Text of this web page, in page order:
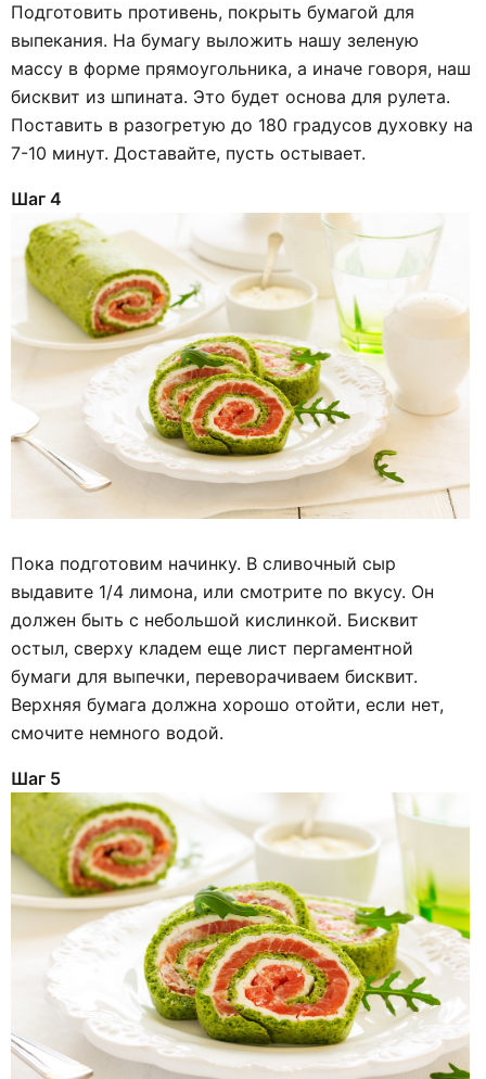
Подготовить противень, покрыть бумагой для
выпекания. На бумагу выложить нашу зеленую
массу в форме прямоугольника, а иначе говоря, наш
бисквит из шпината. Это будет основа для рулета.
Поставить в разогретую до 180 градусов духовку на
7-10 минут. Доставайте, пусть остывает.
Шаг 4
Пока подготовим начинку. В сливочный сыр
выдавите 1/4 лимона, или смотрите по вкусу. Он
должен быть с небольшой кислинкой. Бисквит
остыл, сверху кладем еще лист пергаментной
бумаги для выпечки, переворачиваем бисквит.
Верхняя бумага должна хорошо отойти, если нет,
смочите немного водой.
Шаг 5